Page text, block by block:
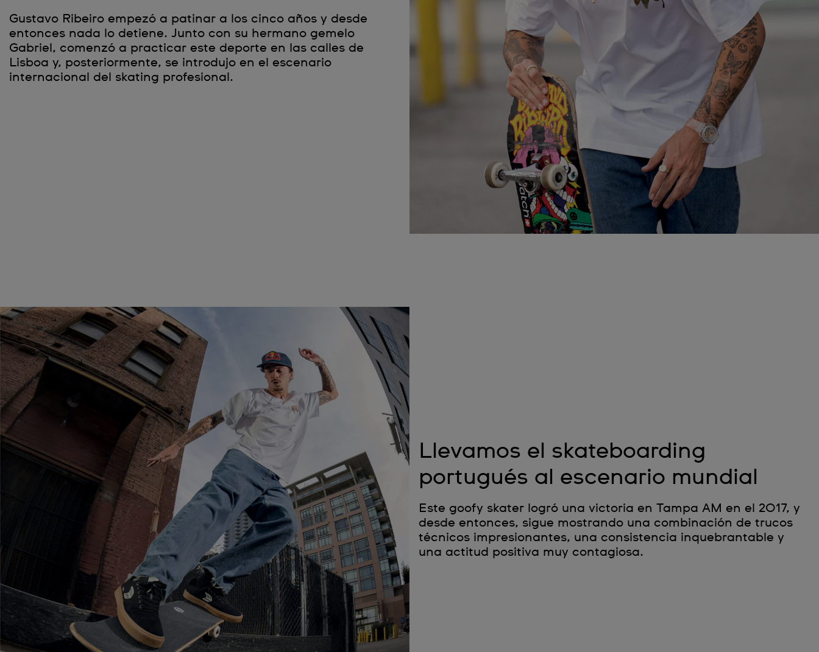
Gustavo Ribeiro empezó a patinar a los cinco años y desde
entonces nada lo detiene. Junto con su hermano gemelo
Gabriel, comenzó a practicar este deporte en las calles de
Lisboa y, posteriormente, se introdujo en el escenario
internacional del skating profesional.
Llevamos el skateboarding
portugués al escenario mundial
Este goofy skater logró una victoria en Tampa AM en el 2017, y
desde entonces, sigue mostrando una combinación de trucos
técnicos impresionantes, una consistencia inquebrantable y
una actitud positiva muy contagiosa.